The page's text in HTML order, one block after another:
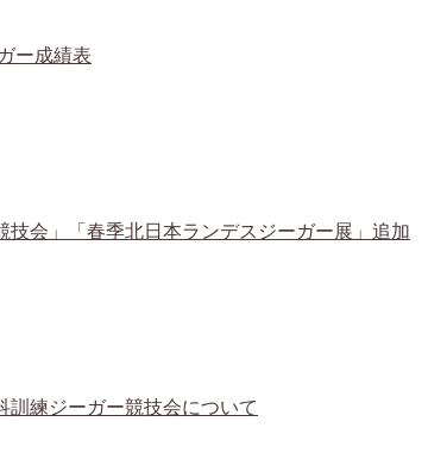
ー成績表
技会」「春季北日本ランデスジーガー展」追加
訓練ジーガー競技会について